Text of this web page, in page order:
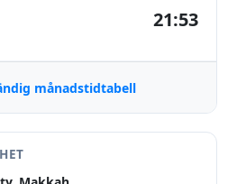
21:53
månadstidtabell